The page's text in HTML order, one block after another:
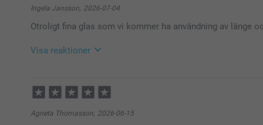
Ingela Jansson, 2026-07-04
Otroligt fina glas som vi kommer ha användning av länge
Visa reaktioner
12:21
Hej Ingela,
Agneta Thomasson, 2026-06-15